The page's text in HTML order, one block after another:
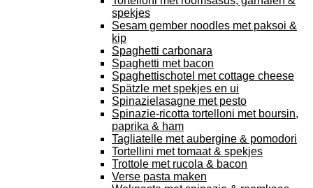
spekjes
Sesam gember noodles met paksoi &
kip
Spaghetti carbonara
Spaghetti met bacon
Spaghettischotel met cottage cheese
Spätzle met spekjes en ui
Spinazielasagne met pesto
Spinazie-ricotta tortelloni met boursin,
paprika & ham
Tagliatelle met aubergine & pomodori
Tortellini met tomaat & spekjes
Trottole met rucola & bacon
Verse pasta maken